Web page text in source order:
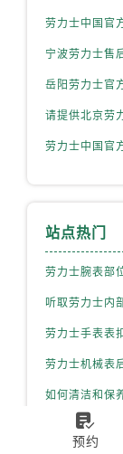
站点热门
如何清洁和保

预约